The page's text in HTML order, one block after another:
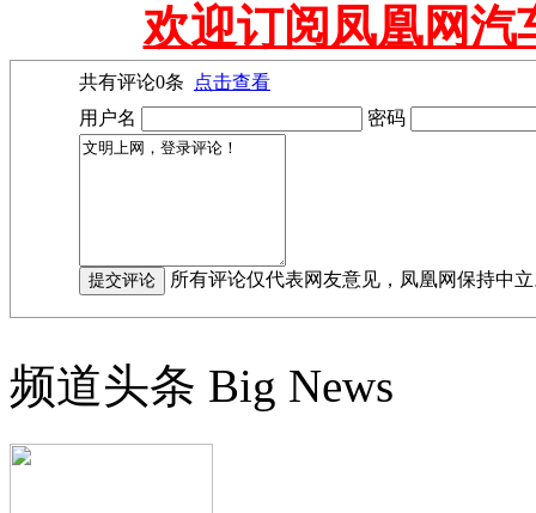
欢迎订阅凤凰网汽
共有评论0条
点击查看
用户名
密码
所有评论仅代表网友意见，凤凰网保持中
频道头条 Big News